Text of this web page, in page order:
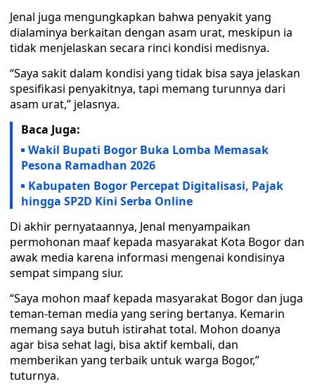
Jenal juga mengungkapkan bahwa penyakit yang
dialaminya berkaitan dengan asam urat, meskipun ia
tidak menjelaskan secara rinci kondisi medisnya.
“Saya sakit dalam kondisi yang tidak bisa saya jelaskan
spesifikasi penyakitnya, tapi memang turunnya dari
asam urat,” jelasnya.
Baca Juga:
Wakil Bupati Bogor Buka Lomba Memasak
Pesona Ramadhan 2026
Kabupaten Bogor Percepat Digitalisasi, Pajak
hingga SP2D Kini Serba Online
Di akhir pernyataannya, Jenal menyampaikan
permohonan maaf kepada masyarakat Kota Bogor dan
awak media karena informasi mengenai kondisinya
sempat simpang siur.
“Saya mohon maaf kepada masyarakat Bogor dan juga
teman-teman media yang sering bertanya. Kemarin
memang saya butuh istirahat total. Mohon doanya
agar bisa sehat lagi, bisa aktif kembali, dan
memberikan yang terbaik untuk warga Bogor,”
tuturnya.